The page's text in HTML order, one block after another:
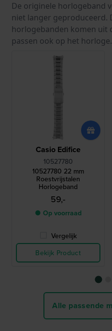
De originele horlogeband
niet langer geproduceerd.
horlogebanden komen uit
passen ook op het horloge.
Casio Edifice
10527780
10527780 22 mm
Roestvrijstalen
Horlogeband
59,-
● Op voorraad
Vergelijk
Bekijk Product
Alle passende